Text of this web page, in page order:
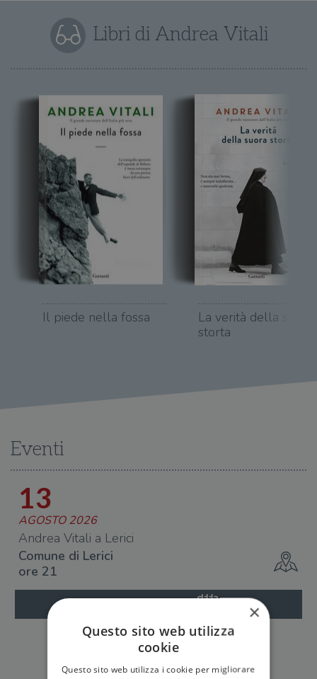
Libri di Andrea Vitali
Il piede nella fossa
La verità della suora
storta
Eventi
13
AGOSTO 2026
Andrea Vitali a Lerici
Comune di Lerici
ore 21
Salva in Agenda
×
Questo sito web utilizza
cookie
Questo sito web utilizza i cookie per migliorare